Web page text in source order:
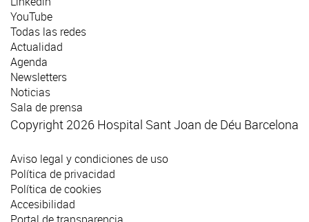
YouTube
Todas las redes
Actualidad
Agenda
Newsletters
Noticias
Sala de prensa
Copyright 2026 Hospital Sant Joan de Déu Barcelona
Aviso legal y condiciones de uso
Política de privacidad
Política de cookies
Accesibilidad